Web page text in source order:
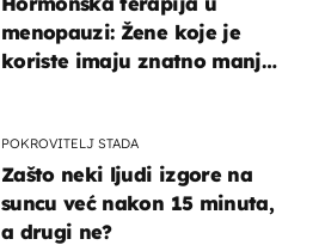
menopauzi: Žene koje je
koriste imaju znatno manji
POKROVITELJ STADA
Zašto neki ljudi izgore na
suncu već nakon 15 minuta,
a drugi ne?